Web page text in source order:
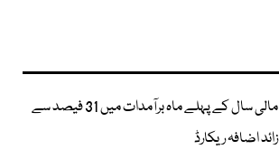
مالی سال کے پہلے ماہ برآمدات میں 31 فیصد سے
زائد اضافہ ریکارڈ